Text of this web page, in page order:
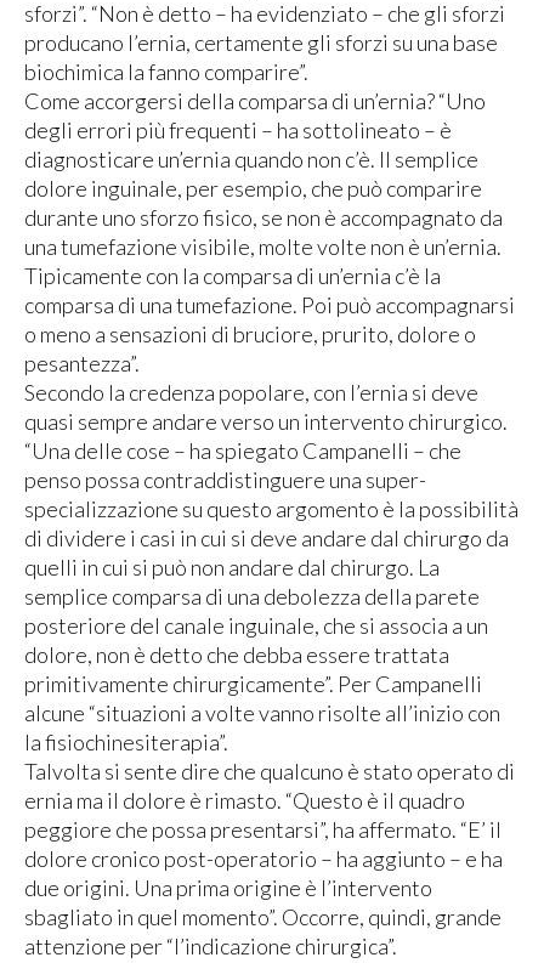
sforzi”. “Non è detto – ha evidenziato – che gli sforzi
producano l’ernia, certamente gli sforzi su una base
biochimica la fanno comparire”.
Come accorgersi della comparsa di un’ernia? “Uno
degli errori più frequenti – ha sottolineato – è
diagnosticare un’ernia quando non c’è. Il semplice
dolore inguinale, per esempio, che può comparire
durante uno sforzo fisico, se non è accompagnato da
una tumefazione visibile, molte volte non è un’ernia.
Tipicamente con la comparsa di un’ernia c’è la
comparsa di una tumefazione. Poi può accompagnarsi
o meno a sensazioni di bruciore, prurito, dolore o
pesantezza”.
Secondo la credenza popolare, con l’ernia si deve
quasi sempre andare verso un intervento chirurgico.
“Una delle cose – ha spiegato Campanelli – che
penso possa contraddistinguere una super-
specializzazione su questo argomento è la possibilità
di dividere i casi in cui si deve andare dal chirurgo da
quelli in cui si può non andare dal chirurgo. La
semplice comparsa di una debolezza della parete
posteriore del canale inguinale, che si associa a un
dolore, non è detto che debba essere trattata
primitivamente chirurgicamente”. Per Campanelli
alcune “situazioni a volte vanno risolte all’inizio con
la fisiochinesiterapia”.
Talvolta si sente dire che qualcuno è stato operato di
ernia ma il dolore è rimasto. “Questo è il quadro
peggiore che possa presentarsi”, ha affermato. “E’ il
dolore cronico post-operatorio – ha aggiunto – e ha
due origini. Una prima origine è l’intervento
sbagliato in quel momento”. Occorre, quindi, grande
attenzione per “l’indicazione chirurgica”.